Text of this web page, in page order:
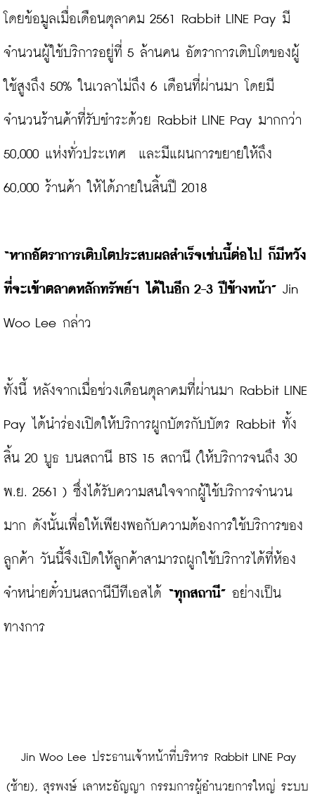
โดยข้อมูลเมื่อเดือนตุลาคม 2561 Rabbit LINE Pay มี
จำนวนผู้ใช้บริการอยู่ที่ 5 ล้านคน อัตราการเติบโตของผู้
ใช้สูงถึง 50% ในเวลาไม่ถึง 6 เดือนที่ผ่านมา โดยมี
จำนวนร้านค้าที่รับชำระด้วย Rabbit LINE Pay มากกว่า
50,000 แห่งทั่วประเทศ  และมีแผนการขยายให้ถึง
60,000 ร้านค้า ให้ได้ภายในสิ้นปี 2018
“หากอัตราการเติบโตประสบผลสำเร็จเช่นนี้ต่อไป ก็มีหวัง
ที่จะเข้าตลาดหลักทรัพย์ฯ ได้ในอีก 2-3 ปีข้างหน้า” Jin
Woo Lee กล่าว
ทั้งนี้ หลังจากเมื่อช่วงเดือนตุลาคมที่ผ่านมา Rabbit LINE
Pay ได้นำร่องเปิดให้บริการผูกบัตรกับบัตร Rabbit ทั้ง
สิ้น 20 บูธ บนสถานี BTS 15 สถานี (ให้บริการจนถึง 30
พ.ย. 2561 ) ซึ่งได้รับความสนใจจากผู้ใช้บริการจำนวน
มาก ดังนั้นเพื่อให้เพียงพอกับความต้องการใช้บริการของ
ลูกค้า วันนี้จึงเปิดให้ลูกค้าสามารถผูกใช้บริการได้ที่ห้อง
จำหน่ายตั๋วบนสถานีบีทีเอสได้ “ทุกสถานี” อย่างเป็น
ทางการ
(ซ้าย), สุรพงษ์ เลาหะอัญญา กรรมการผู้อำนวยการใหญ่ ระบบ